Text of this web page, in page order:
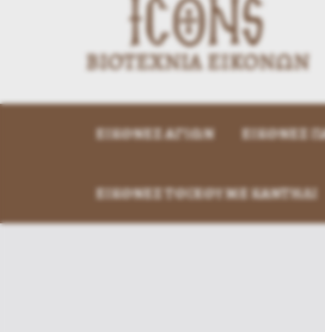
ΕΙΚΌΝΕΣ ΑΓΊΩΝ ΕΙΚΌΝΕΣ
ΕΙΚΌΝΕΣ ΤΟΊΧΟΥ ΜΕ ΚΑΝΤΉΛΙ